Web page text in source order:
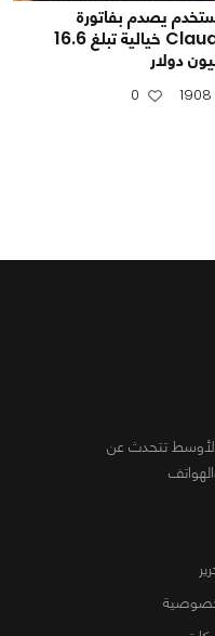
يصدم بفاتورة
Claude خيالية تبلغ 16.6
دولار
1908
0
الأوسط تتحدث عن